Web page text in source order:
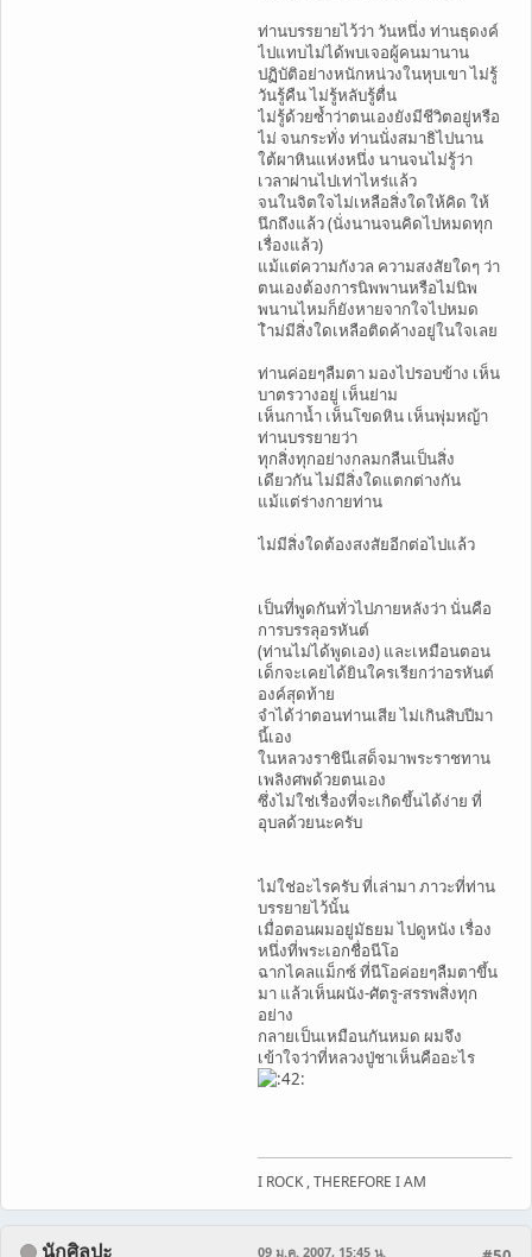
ท่านบรรยายไว้ว่า วันหนึ่ง ท่านธุดงค์
ไปแทบไม่ได้พบเจอผู้คนมานาน
ปฏิบัติอย่างหนักหน่วงในหุบเขา ไม่รู้
วันรู้คืน ไม่รู้หลับรู้ตื่น
ไม่รู้ด้วยซ้ำว่าตนเองยังมีชีวิตอยู่หรือ
ไม่ จนกระทั่ง ท่านนั่งสมาธิไปนาน
ใต้ผาหินแห่งหนึ่ง นานจนไม่รู้ว่า
เวลาผ่านไปเท่าไหร่แล้ว
จนในจิตใจไม่เหลือสิ่งใดให้คิด ให้
นึกถึงแล้ว (นั่งนานจนคิดไปหมดทุก
เรื่องแล้ว)
แม้แต่ความกังวล ความสงสัยใดๆ ว่า
ตนเองต้องการนิพพานหรือไม่นิพ
พนานไหมก็ยังหายจากใจไปหมด
ไำม่มีสิ่งใดเหลือติดค้างอยู่ในใจเลย
ท่านค่อยๆลืมตา มองไปรอบข้าง เห็น
บาตรวางอยู่ เห็นย่าม
เห็นกาน้ำ เห็นโขดหิน เห็นพุ่มหญ้า
ท่านบรรยายว่า
ทุกสิ่งทุกอย่างกลมกลืนเป็นสิ่ง
เดียวกัน ไม่มีสิ่งใดแตกต่างกัน
แม้แต่ร่างกายท่าน
ไม่มีสิ่งใดต้องสงสัยอีกต่อไปแล้ว
เป็นที่พูดกันทั่วไปภายหลังว่า นั่นคือ
การบรรลุอรหันต์
(ท่านไม่ได้พูดเอง) และเหมือนตอน
เด็กจะเคยได้ยินใครเรียกว่าอรหันต์
องค์สุดท้าย
จำได้ว่าตอนท่านเสีย ไม่เกินสิบปีมา
นี้เอง
ในหลวงราชินีเสด็จมาพระราชทาน
เพลิงศพด้วยตนเอง
ซึ่งไม่ใช่เรื่องที่จะเกิดขึ้นได้ง่าย ที่
อุบลด้วยนะครับ
ไม่ใช่อะไรครับ ที่เล่ามา ภาวะที่ท่าน
บรรยายไว้นั้น
เมื่อตอนผมอยู่มัธยม ไปดูหนัง เรื่อง
หนึ่งที่พระเอกชื่อนีโอ
ฉากไคลแม็กซ์ ที่นีโอค่อยๆลืมตาขึ้น
มา แล้วเห็นผนัง-ศัตรู-สรรพสิ่งทุก
อย่าง
กลายเป็นเหมือนกันหมด ผมจึง
เข้าใจว่าที่หลวงปู่ชาเห็นคืออะไร
I ROCK , THEREFORE I AM
นักศิลปะ 09 ม.ค. 2007, 15:45 น.